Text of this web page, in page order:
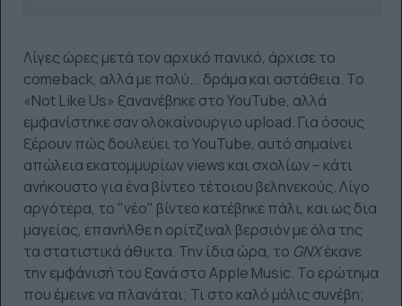
Λίγες ώρες μετά τον αρχικό πανικό, άρχισε το
comeback, αλλά με πολύ... δράμα και αστάθεια. Το
«Not Like Us» ξανανέβηκε στο YouTube, αλλά
εμφανίστηκε σαν ολοκαίνουργιο upload. Για όσους
ξέρουν πώς δουλεύει το YouTube, αυτό σημαίνει
απώλεια εκατομμυρίων views και σχολίων – κάτι
ανήκουστο για ένα βίντεο τέτοιου βεληνεκούς. Λίγο
αργότερα, το "νέο" βίντεο κατέβηκε πάλι, και ως δια
μαγείας, επανήλθε η ορίτζιναλ βερσιόν με όλα της
τα στατιστικά άθικτα. Την ίδια ώρα, το GNXέκανε
την εμφάνισή του ξανά στο Apple Music. Το ερώτημα
που έμεινε να πλανάται; Τι στο καλό μόλις συνέβη;